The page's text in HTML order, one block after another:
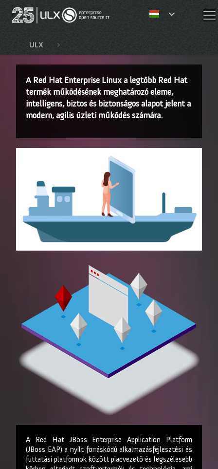
✕
ULX
A Red Hat Enterprise Linux a legtöbb Red Hat
termék működésének meghatározó eleme,
intelligens, biztos és biztonságos alapot jelent a
modern, agilis üzleti működés számára.
A Red Hat JBoss Enterprise Application Platform
(JBoss EAP) a nyílt forráskódú alkalmazásfejlesztési és
futtatási platformok között piacvezető és legszélesebb